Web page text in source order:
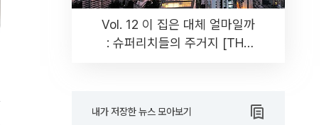
Vol. 12 이 집은 대체 얼마일까
: 슈퍼리치들의 주거지 [THE
내가 저장한 뉴스 모아보기